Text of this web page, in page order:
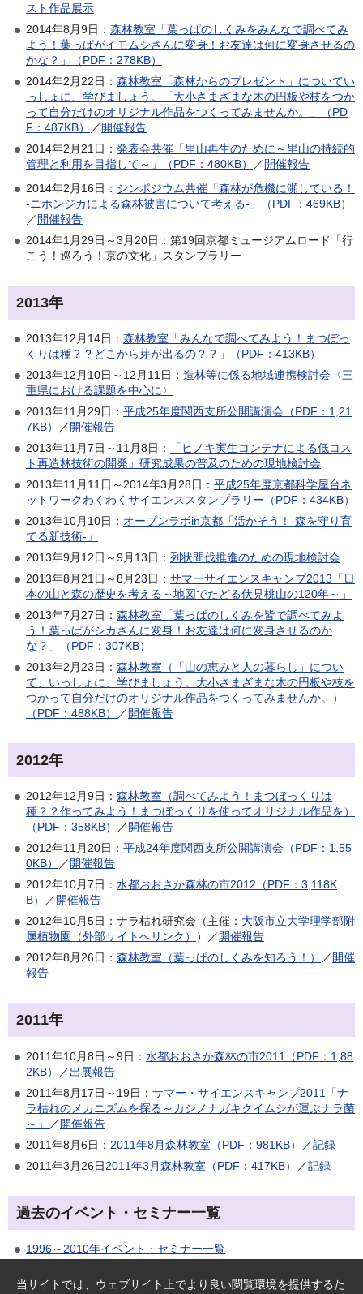
スト作品展示
2014年8月9日： 森林教室「葉っぱのしくみをみんなで調べてみ
よう！葉っぱがイモムシさんに変身！お友達は何に変身させるの
かな？」（PDF：278KB）
2014年2月22日： 森林教室「森林からのプレゼント」についてい
っしょに、学びましょう。「大小さまざまな木の円板や枝をつか
って自分だけのオリジナル作品をつくってみませんか。」（PD
F：487KB）
／開催報告
2014年2月21日： 発表会共催「里山再生のために～里山の持続的
管理と利用を目指して～」（PDF：480KB）
／開催報告
2014年2月16日： シンポジウム共催「森林が危機に瀕している！
-ニホンジカによる森林被害について考える-」（PDF：469KB）
／開催報告
2014年1月29日～3月20日：第19回京都ミュージアムロード「行
こう！巡ろう！京の文化」スタンプラリー
2013年
2013年12月14日： 森林教室「みんなで調べてみよう！まつぼっ
くりは種？？どこから芽が出るの？？」（PDF：413KB）
2013年12月10日～12月11日： 造林等に係る地域連携検討会〈三
重県における課題を中心に〉
2013年11月29日： 平成25年度関西支所公開講演会（PDF：1,21
7KB）
／開催報告
2013年11月7日～11月8日：
「ヒノキ実生コンテナによる低コス
ト再造林技術の開発」研究成果の普及のための現地検討会
2013年11月11日～2014年3月28日： 平成25年度京都科学屋台ネ
ットワークわくわくサイエンススタンプラリー（PDF：434KB）
2013年10月10日： オープンラボin京都「活かそう！-森を守り育
てる新技術-」
2013年9月12日～9月13日： 列状間伐推進のための現地検討会
2013年8月21日～8月23日： サマーサイエンスキャンプ2013「日
本の山と森の歴史を考える～地図でたどる伏見桃山の120年～」
2013年7月27日： 森林教室「葉っぱのしくみを皆で調べてみよ
う！葉っぱがシカさんに変身！お友達は何に変身させるのか
な？」（PDF：307KB）
2013年2月23日： 森林教室（「山の恵みと人の暮らし」につい
て、いっしょに、学びましょう。大小さまざまな木の円板や枝を
つかって自分だけのオリジナル作品をつくってみませんか。）
（PDF：488KB）
／開催報告
2012年
2012年12月9日： 森林教室（調べてみよう！まつぼっくりは
種？？作ってみよう！まつぼっくりを使ってオリジナル作品を）
（PDF：358KB）
／開催報告
2012年11月20日： 平成24年度関西支所公開講演会（PDF：1,55
0KB）
／開催報告
2012年10月7日： 水都おおさか森林の市2012（PDF：3,118K
B）
／開催報告
2012年10月5日：ナラ枯れ研究会（主催： 大阪市立大学理学部附
属植物園（外部サイトへリンク）
）／開催報告
2012年8月26日： 森林教室（葉っぱのしくみを知ろう！） ／開催
報告
2011年
2011年10月8日～9日： 水都おおさか森林の市2011（PDF：1,88
2KB）
／出展報告
2011年8月17日～19日： サマー・サイエンスキャンプ2011「ナ
ラ枯れのメカニズムを探る～カシノナガキクイムシが運ぶナラ菌
～」
／開催報告
2011年8月6日： 2011年8月森林教室（PDF：981KB） ／記録
2011年3月26日2011年3月森林教室（PDF：417KB） ／記録
過去のイベント・セミナー一覧
1996～2010年イベント・セミナー一覧
当サイトでは、ウェブサイト上でより良い閲覧環境を提供するた